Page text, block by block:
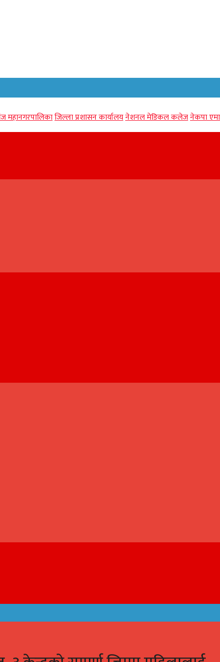
महानगरपालिकाजिल्ला प्रशासन कार्यालयनेशनल मेडिकल कलेजनेकपा